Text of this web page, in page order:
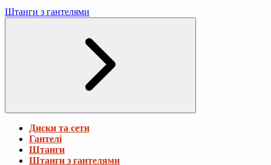
Штанги з гантелями
Диски та сети
Гантелі
Штанги
Штанги з гантелями